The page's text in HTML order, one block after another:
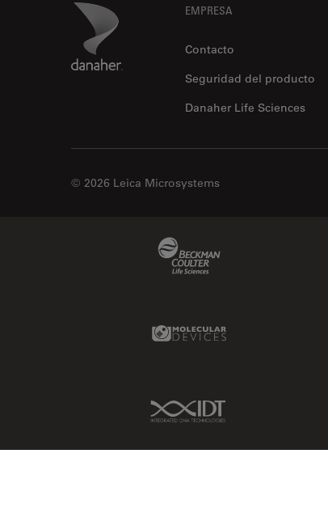
Danaher Logo EMPRESA
Contacto
Seguridad del producto
Danaher Life Sciences
© 2026 Leica Microsystems
Molecular Devices Link
IDT Link